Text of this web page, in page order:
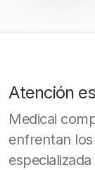
Atención
Medicai
enfrentan